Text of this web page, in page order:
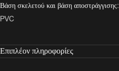
Βάση σκελετού και βάση αποστράγγισης:
PVC
Επιπλέον πληροφορίες